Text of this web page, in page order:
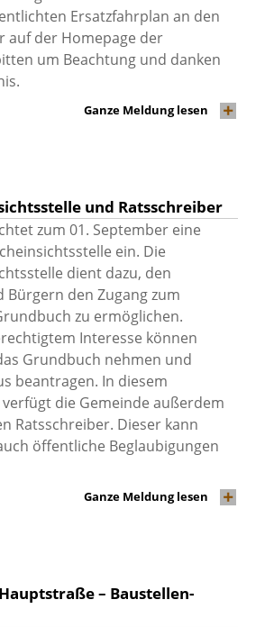
Ersatzfahrplan an den
auf der Homepage der
um Beachtung und danken
Ganze Meldung lesen
und Ratsschreiber
zum 01. September eine
ein. Die
dient dazu, den
Bürgern den Zugang zum
zu ermöglichen.
Interesse können
Grundbuch nehmen und
beantragen. In diesem
die Gemeinde außerdem
Ratsschreiber. Dieser kann
öffentliche Beglaubigungen
Ganze Meldung lesen
– Baustellen-